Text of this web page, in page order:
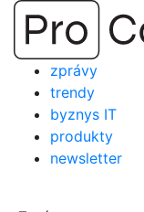
Přejít
obsah
zprávy
trendy
byznys IT
produkty
newsletter